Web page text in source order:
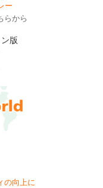
ー
らから
版
の向上に